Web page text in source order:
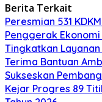
Berita Terkait
Peresmian 531
Penggerak Ekonomi
Tingkatkan
Terima Bantuan
Sukseskan
Kejar Progres 89